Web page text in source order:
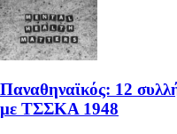
Παναθηναϊκός: 12
με ΤΣΣΚΑ 1948